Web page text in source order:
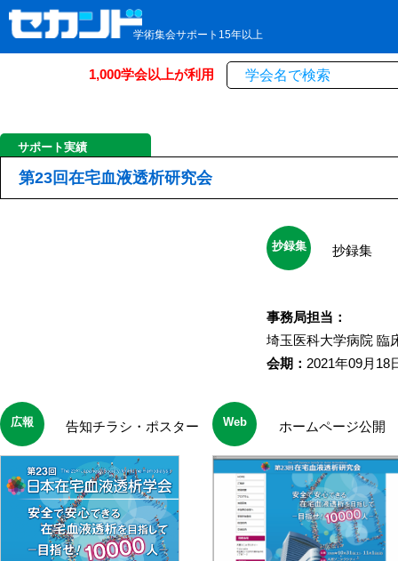
学術集会サポート15年以上
1,000学会以上が利用
サポート実績
第23回在宅血液透析研究会
抄録集 抄録集
事務局担当：
埼玉医科大学病院 臨
会期： 2021年09月18
広報 告知チラシ・ポスター Web ホームページ公開